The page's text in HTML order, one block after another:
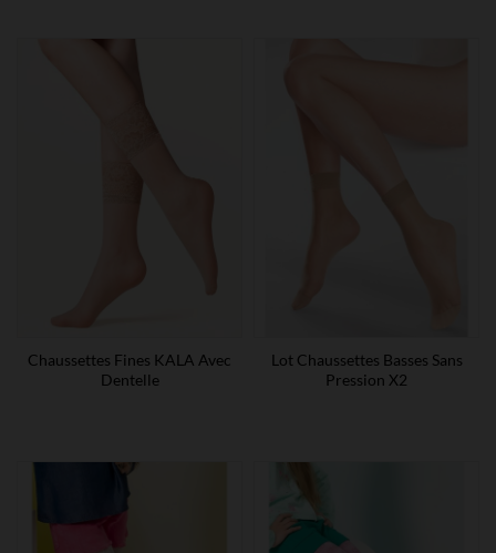
Chaussettes Fines KALA Avec
Dentelle
Lot Chaussettes Basses Sans
Pression X2